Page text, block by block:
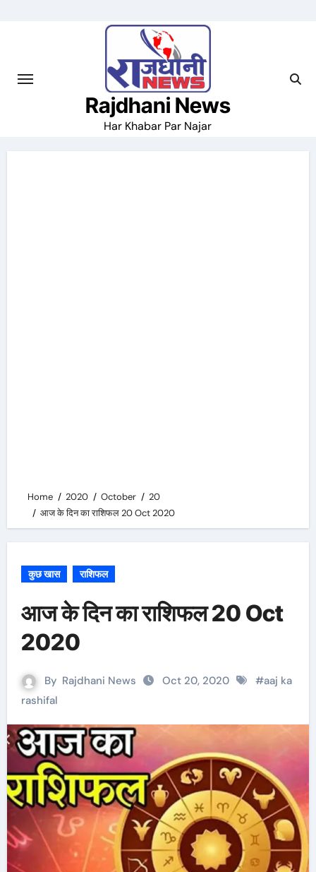
Rajdhani News
Har Khabar Par Najar
Home 2020 October
20
आज के दिन का राशिफल 20 Oct 2020
कुछ खास राशिफल
आज के दिन का राशिफल 20 Oct
2020
By Rajdhani News Oct 20, 2020 #aaj ka
rashifal